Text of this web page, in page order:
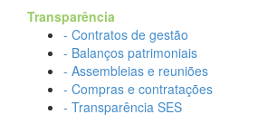
Transparência
- Contratos de gestão
- Balanços patrimoniais
- Assembleias e reuniões
- Compras e contratações
- Transparência SES